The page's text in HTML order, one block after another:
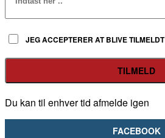
JEG ACCEPTERER AT BLIVE TILMELDT
Du kan til enhver tid afmelde igen
FACEBOOK